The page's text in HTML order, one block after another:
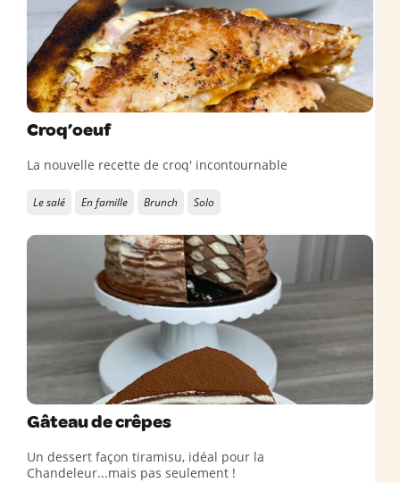
Croq’oeuf
La nouvelle recette de croq' incontournable
Le salé En famille Brunch Solo
Gâteau de crêpes
Un dessert façon tiramisu, idéal pour la
Chandeleur...mais pas seulement !